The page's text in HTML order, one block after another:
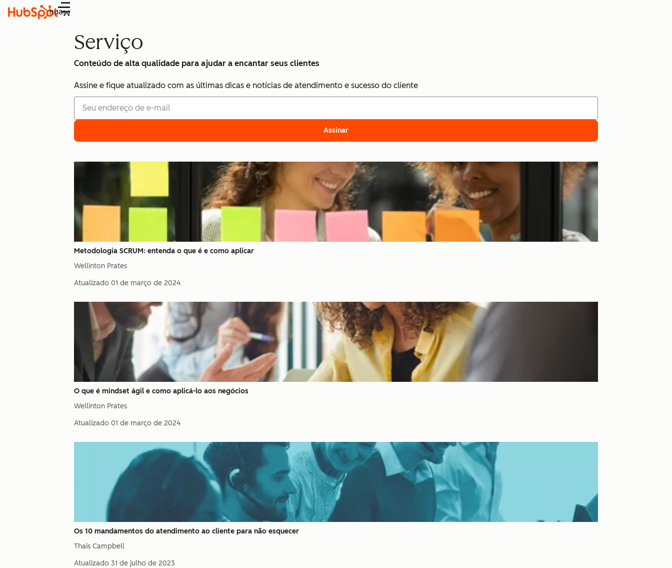
Menu
Serviço
Conteúdo de alta qualidade para ajudar a encantar seus clientes
Assine e fique atualizado com as últimas dicas e notícias de atendimento e sucesso do cliente
Assinar
Metodologia SCRUM: entenda o que é e como aplicar
Wellinton Prates
Atualizado 01 de março de 2024
O que é mindset ágil e como aplicá-lo aos negócios
Wellinton Prates
Atualizado 01 de março de 2024
Os 10 mandamentos do atendimento ao cliente para não esquecer
Thais Campbell
Atualizado 31 de julho de 2023